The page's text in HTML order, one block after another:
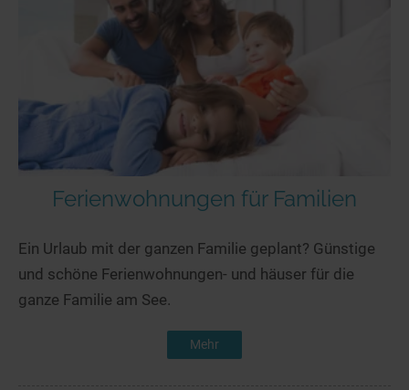
Ferienwohnungen für Familien
Ein Urlaub mit der ganzen Familie geplant? Günstige
und schöne Ferienwohnungen- und häuser für die
ganze Familie am See.
Mehr